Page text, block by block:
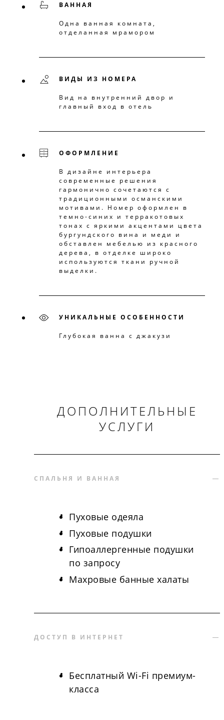
ВАННАЯ
Одна ванная комната,
отделанная мрамором
ВИДЫ ИЗ НОМЕРА
Вид на внутренний двор и
главный вход в отель
ОФОРМЛЕНИЕ
В дизайне интерьера
современные решения
гармонично сочетаются с
традиционными османскими
мотивами. Номер оформлен в
темно-синих и терракотовых
тонах с яркими акцентами цвета
бургундского вина и меди и
обставлен мебелью из красного
дерева, в отделке широко
используются ткани ручной
выделки.
УНИКАЛЬНЫЕ ОСОБЕННОСТИ
Глубокая ванна с джакузи
ДОПОЛНИТЕЛЬНЫЕ
УСЛУГИ
СПАЛЬНЯ И ВАННАЯ
Пуховые одеяла
Пуховые подушки
Гипоаллергенные подушки
по запросу
Махровые банные халаты
ДОСТУП В ИНТЕРНЕТ
Бесплатный Wi-Fi премиум-
класса